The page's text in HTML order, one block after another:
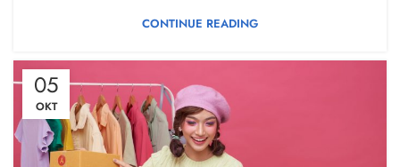
CONTINUE READING
05
OKT